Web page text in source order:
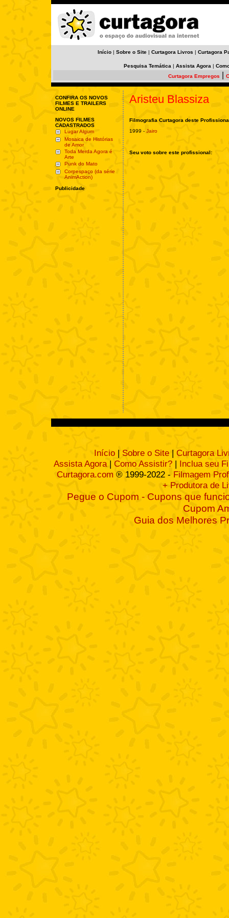
Início | Sobre o Site | Curtagora Livros | Curtagora
Pesquisa Temática | Assista Agora |
Curtagora Empregos
CONFIRA OS NOVOS
FILMES E TRAILERS
ONLINE
NOVOS FILMES
CADASTRADOS
Lugar Algum
Mosaica de Histórias
de Amor
Toda Merda Agora é
Arte
Punk do Mato
Corpespaço (da série
AnimAction)
Publicidade
Aristeu Blassiza
Filmografia Curtagora deste
1999 - Jairo
Seu voto sobre este profissional:
Início | Sobre o Site | Curtagora
Assista Agora| Como Assistir? | Inclua seu
Curtagora.com ® 1999-2022 - Filmagem
+ Produtora de
Pegue o Cupom - Cupons que
Cupom
Guia dos Melhores